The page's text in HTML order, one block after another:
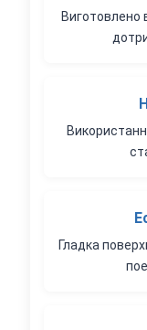
Виготовлено
Гладка